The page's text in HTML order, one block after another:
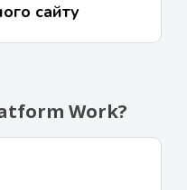
сайту
Work?